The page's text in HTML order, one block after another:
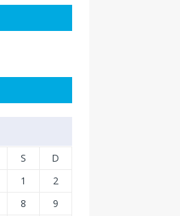
S
D
1
2
8
9